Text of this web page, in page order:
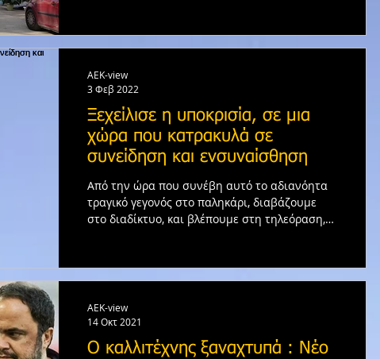
Ξεχείλισε η υποκρισία, σε μια
χώρα που κατρακυλά σε
συνείδηση και ενσυναίσθηση
Από την ώρα που συνέβη αυτό το αδιανόητα
τραγικό γεγονός στο παληκάρι, διαβάζουμε
στο διαδίκτυο, και βλέπουμε στη τηλεόραση,
AEK-view
3 Φεβ 2022
Ο καλλιτέχνης ξαναχτυπά : Νέο
AEK-view
14 Οκτ 2021